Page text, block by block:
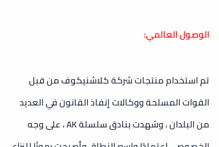
الوصول العالمي:
تم استخدام منتجات شركة كلاشنيكوف من قبل
القوات المسلحة ووكالات إنفاذ القانون في العديد
من البلدان ، وشهدت بنادق سلسلة AK ، على وجه